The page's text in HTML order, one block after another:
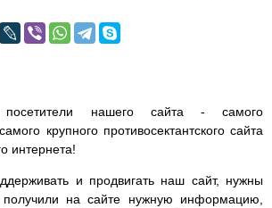
посетители нашего сайта - самого
крупного противосектантского сайта
интернета!
и продвигать наш сайт, нужны
на сайте нужную информацию,